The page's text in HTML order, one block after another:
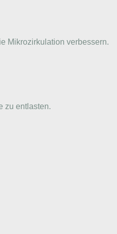
Mikrozirkulation verbessern.
zu entlasten.